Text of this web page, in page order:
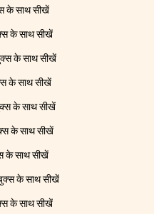
के साथ सीखें
के साथ सीखें
के साथ सीखें
के साथ सीखें
के साथ सीखें
के साथ सीखें
के साथ सीखें
के साथ सीखें
के साथ सीखें